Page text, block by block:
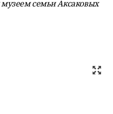
семьи Аксаковых